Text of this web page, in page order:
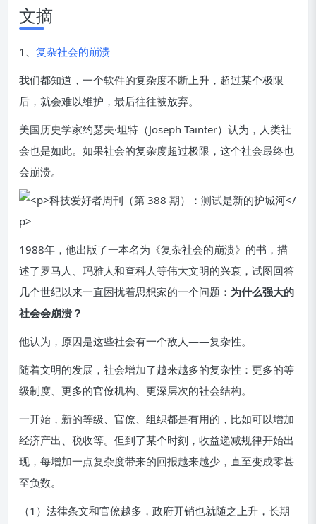
文摘
1、 复杂社会的崩溃
我们都知道，一个软件的复杂度不断上升，超过某个极限
后，就会难以维护，最后往往被放弃。
美国历史学家约瑟夫·坦特（Joseph Tainter）认为，人类社
会也是如此。如果社会的复杂度超过极限，这个社会最终也
会崩溃。
1988年，他出版了一本名为《复杂社会的崩溃》的书，描
述了罗马人、玛雅人和查科人等伟大文明的兴衰，试图回答
几个世纪以来一直困扰着思想家的一个问题： 为什么强大的
社会会崩溃？
他认为，原因是这些社会有一个敌人——复杂性。
随着文明的发展，社会增加了越来越多的复杂性：更多的等
级制度、更多的官僚机构、更深层次的社会结构。
一开始，新的等级、官僚、组织都是有用的，比如可以增加
经济产出、税收等。但到了某个时刻，收益递减规律开始出
现，每增加一点复杂度带来的回报越来越少，直至变成零甚
至负数。
（1）法律条文和官僚越多，政府开销也就随之上升，长期